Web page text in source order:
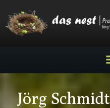
Jörg Schmidt